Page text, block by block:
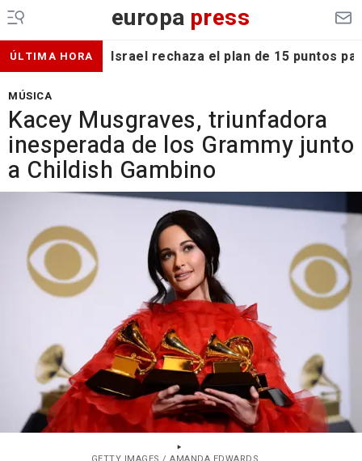
europa press
ÚLTIMA HORA Israel rechaza el plan de 15 puntos
MÚSICA
Kacey Musgraves, triunfadora
inesperada de los Grammy junto
a Childish Gambino